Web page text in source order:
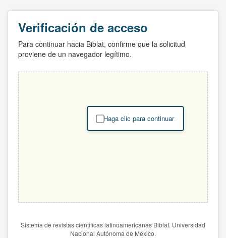
Verificación de acceso
Para continuar hacia Biblat, confirme que la solicitud
proviene de un navegador legítimo.
Haga clic para continuar
Sistema de revistas científicas latinoamericanas Biblat. Universidad
Nacional Autónoma de México.